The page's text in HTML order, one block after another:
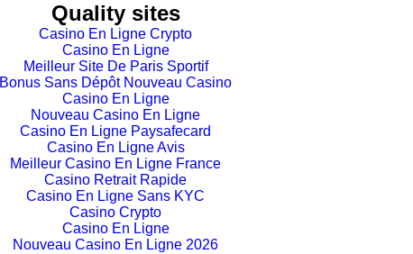
Quality sites
Casino En Ligne Crypto
Casino En Ligne
Meilleur Site De Paris Sportif
Bonus Sans Dépôt Nouveau Casino
Casino En Ligne
Nouveau Casino En Ligne
Casino En Ligne Paysafecard
Casino En Ligne Avis
Meilleur Casino En Ligne France
Casino Retrait Rapide
Casino En Ligne Sans KYC
Casino Crypto
Casino En Ligne
Nouveau Casino En Ligne 2026